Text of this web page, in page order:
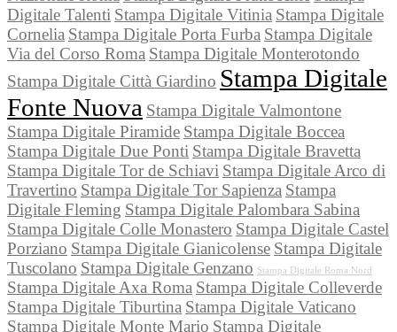
Digitale Talenti Stampa Digitale Vitinia Stampa Digitale
Cornelia Stampa Digitale Porta Furba Stampa Digitale
Via del Corso Roma Stampa Digitale Monterotondo
Stampa Digitale Città Giardino Stampa Digitale
Fonte Nuova Stampa Digitale Valmontone
Stampa Digitale Piramide Stampa Digitale Boccea
Stampa Digitale Due Ponti Stampa Digitale Bravetta
Stampa Digitale Tor de Schiavi Stampa Digitale Arco di
Travertino Stampa Digitale Tor Sapienza Stampa
Digitale Fleming Stampa Digitale Palombara Sabina
Stampa Digitale Colle Monastero Stampa Digitale Castel
Porziano Stampa Digitale Gianicolense Stampa Digitale
Tuscolano Stampa Digitale Genzano Stampa Digitale Roma Nord
Stampa Digitale Axa Roma Stampa Digitale Colleverde
Stampa Digitale Tiburtina Stampa Digitale Vaticano
Stampa Digitale Monte Mario Stampa Digitale